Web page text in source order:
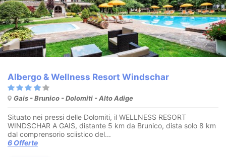
Albergo & Wellness Resort Windschar
Gais - Brunico - Dolomiti - Alto Adige
Situato nei pressi delle Dolomiti, il WELLNESS RESORT
WINDSCHAR A GAIS, distante 5 km da Brunico, dista solo 8 km
dal comprensorio sciistico del...
6 Offerte